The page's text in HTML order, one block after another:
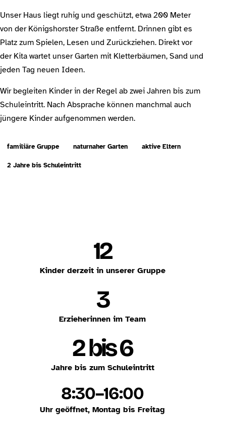
Unser Haus liegt ruhig und geschützt, etwa 200 Meter
von der Königshorster Straße entfernt. Drinnen gibt es
Platz zum Spielen, Lesen und Zurückziehen. Direkt vor
der Kita wartet unser Garten mit Kletterbäumen, Sand und
jeden Tag neuen Ideen.
Wir begleiten Kinder in der Regel ab zwei Jahren bis zum
Schuleintritt. Nach Absprache können manchmal auch
jüngere Kinder aufgenommen werden.
familiäre Gruppe naturnaher Garten aktive Eltern
2 Jahre bis Schuleintritt
12
Kinder derzeit in unserer Gruppe
3
Erzieherinnen im Team
2 bis 6
Jahre bis zum Schuleintritt
8:30–16:00
Uhr geöffnet, Montag bis Freitag